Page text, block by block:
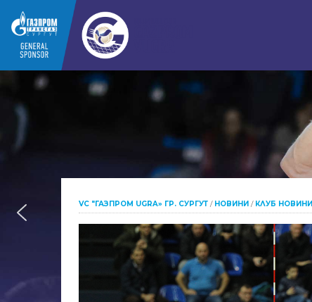
VC "ГАЗПРОМ UGRA» ГР. СУРГУТ / НОВИНИ / КЛУБ НОВИНИ